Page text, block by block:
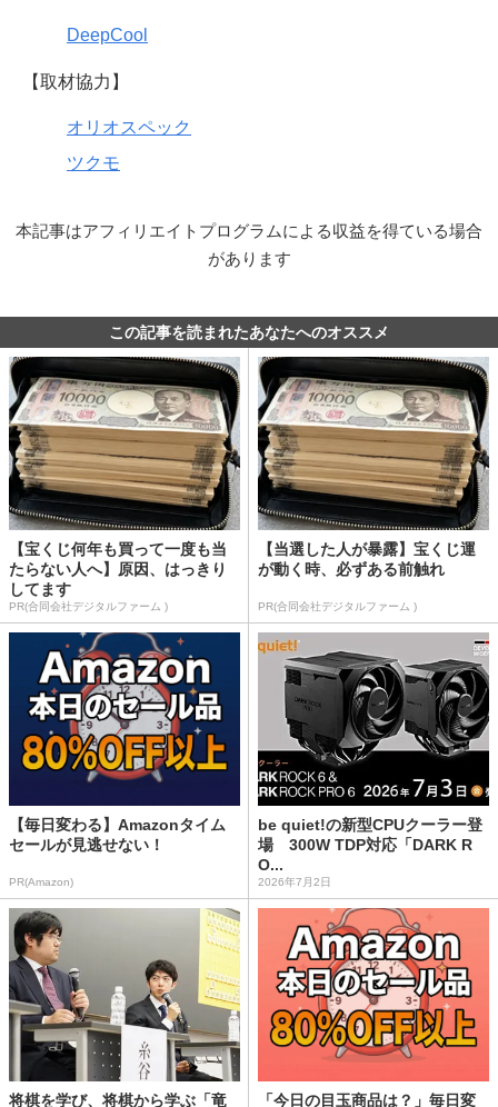
DeepCool
【取材協力】
オリオスペック
ツクモ
本記事はアフィリエイトプログラムによる収益を得ている場合
があります
この記事を読まれたあなたへのオススメ
【宝くじ何年も買って一度も当
たらない人へ】原因、はっきり
してます
PR(合同会社デジタルファーム )
【当選した人が暴露】宝くじ運
が動く時、必ずある前触れ
PR(合同会社デジタルファーム )
【毎日変わる】Amazonタイム
セールが見逃せない！
PR(Amazon)
be quiet!の新型CPUクーラー登
場 300W TDP対応「DARK R
O...
2026年7月2日
将棋を学び、将棋から学ぶ「竜 「今日の目玉商品は？」毎日変